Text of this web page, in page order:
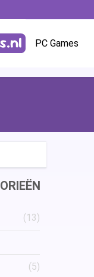
PC Games
Steam
Ubisoft / Uplay
(13)
(5)